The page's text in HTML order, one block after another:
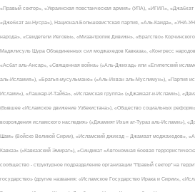
«Правый сектор», «Украинская повстанческая армия» (УПА), «ИГИЛ»,
«Джебхат ан-Нусра»), Национал-Большевистская партия, «Аль-Каида», «УНА-
народа», «Свидетели Иеговы», «Мизантропик Дивижн», «Братство»
Маджлисуль Шура Объединенных сил моджахедов Кавказа», «Конгресс
«Асбат аль-Ансар», «Священная война» («Аль-Джихад» или «Египетский
аль-Исламия»), «Братья-мусульмане» («Аль-Ихван аль-Муслимун»), «Партия
Ислами»), «Лашкар-И-Тайба», «Исламская группа» («Джамаат-и-Ислами»),
(бывшее «Исламское движение Узбекистана»), «Общество социальных
возрождения исламского наследия» («Джамият Ихья ат-Тураз аль-Ислами»),
Шам» (Войско Великой Сирии), «Исламский джихад – Джамаат моджахедов»,
Кавказ» («Кавказский Эмират»), «Синдикат «Автономная боевая
сообщество - структурное подразделение организации "Правый сектор" на
государство» (другие названия: «Исламское Государство Ирака и Сирии»,